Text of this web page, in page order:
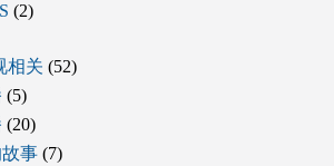
(2)
相关 (52)
(5)
(20)
事 (7)